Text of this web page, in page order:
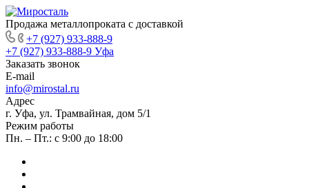
Продажа металлопроката с доставкой
+7 (927) 933-888-9
+7 (927) 933-888-9 Уфа
Заказать звонок
E-mail
info@mirostal.ru
Адрес
г. Уфа, ул. Трамвайная, дом 5/1
Режим работы
Пн. – Пт.: с 9:00 до 18:00